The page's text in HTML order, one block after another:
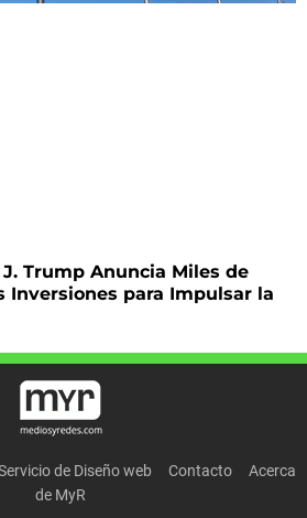
Trump Anuncia Miles de
Inversiones para Impulsar la
de Diseño web Contacto
Acerca
de MyR